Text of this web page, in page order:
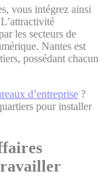
vous intégrez ainsi
les secteurs de
Nantes est
possédant chacun
d’entreprise ?
pour installer